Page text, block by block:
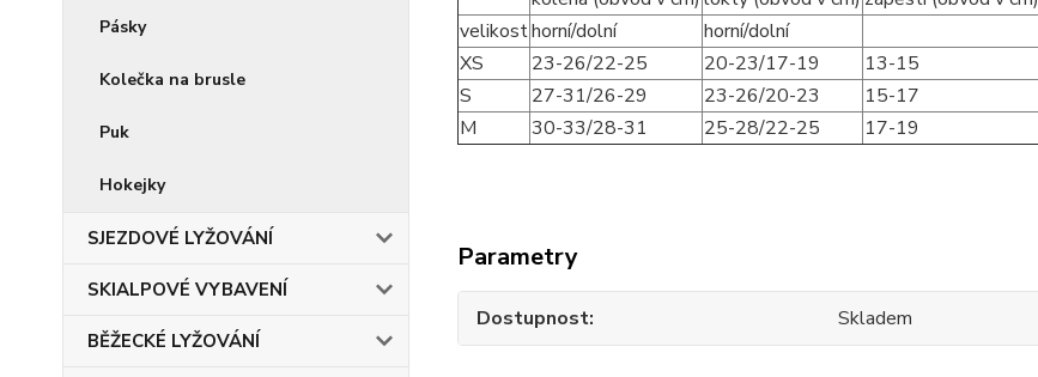
Pásky
Kolečka na brusle
Puk
Hokejky
SJEZDOVÉ LYŽOVÁNÍ
SKIALPOVÉ VYBAVENÍ
BĚŽECKÉ LYŽOVÁNÍ
velikosthorní/dolní
horní/dolní
XS
23-26/22-25 20-23/17-19
13-15
S
27-31/26-29 23-26/20-23
15-17
M
30-33/28-31 25-28/22-25 17-19
Parametry
Dostupnost Skladem